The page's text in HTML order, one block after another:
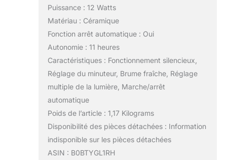
Puissance : 12 Watts
Matériau : Céramique
Fonction arrêt automatique : Oui
Autonomie : 11 heures
Caractéristiques : Fonctionnement silencieux,
Réglage du minuteur, Brume fraîche, Réglage
multiple de la lumière, Marche/arrêt
automatique
Poids de l’article : 1,17 Kilograms
Disponibilité des pièces détachées : Information
indisponible sur les pièces détachées
ASIN : B0BTYGL1RH